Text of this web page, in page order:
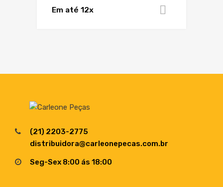
Em até 12x
(21) 2203-2775
distribuidora@carleonepecas.com.br
Seg-Sex 8:00 ás 18:00